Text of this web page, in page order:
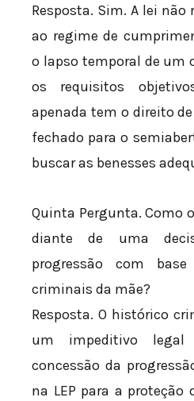
Resposta. Sim. A lei
ao regime de
o lapso temporal de um
os requisitos
apenada tem o direito
fechado para o
buscar as benesses
Quinta Pergunta. Como
diante de uma
progressão com
criminais da mãe?
Resposta. O histórico
um impeditivo legal
concessão da
na LEP para a proteção